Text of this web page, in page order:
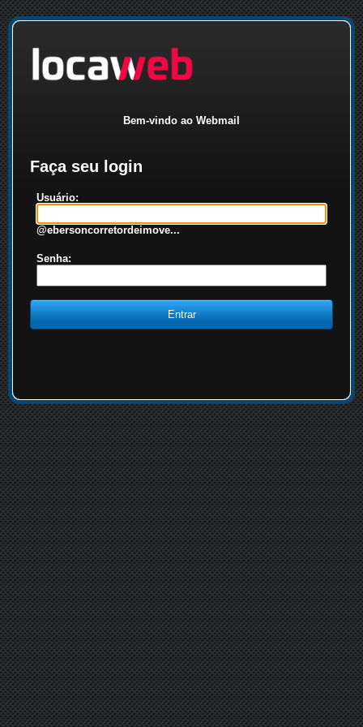
Bem-vindo ao Webmail
Faça seu login
Usuário:
@ebersoncorretordeimove...
Senha: